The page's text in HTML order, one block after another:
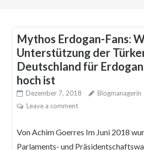
Mythos Erdogan-Fans:
Unterstützung der
Deutschland für
hoch ist
Dezember 7, 2018
Blogmanagerin
Leave a comment
Von Achim Goerres Im Juni 2018
Parlaments- und